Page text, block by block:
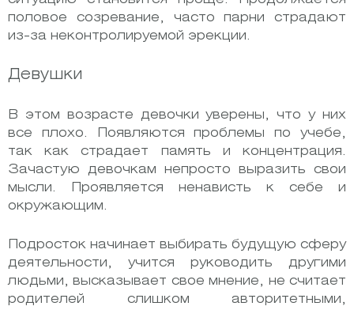
половое созревание, часто парни страдают
из-за неконтролируемой эрекции.
Девушки
В этом возрасте девочки уверены, что у них
все плохо. Появляются проблемы по учебе,
так как страдает память и концентрация.
Зачастую девочкам непросто выразить свои
мысли. Проявляется ненависть к себе и
окружающим.
Подросток начинает выбирать будущую сферу
деятельности, учится руководить другими
людьми, высказывает свое мнение, не считает
родителей слишком авторитетными,